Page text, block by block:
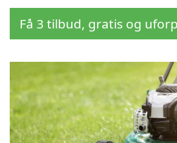
Få 3 tilbud, gratis og